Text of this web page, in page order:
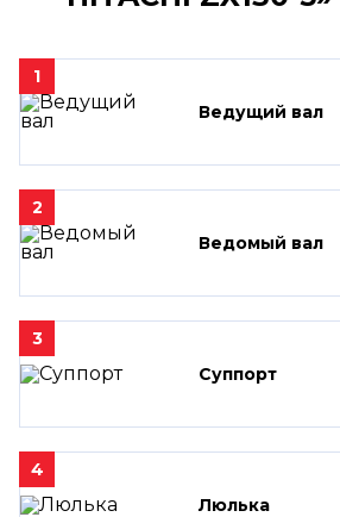
1
Ведущий вал
2
Ведомый вал
3
Суппорт
4
Люлька